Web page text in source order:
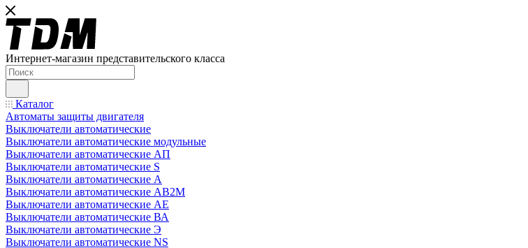
Интернет-магазин представительского класса
Каталог
Автоматы защиты двигателя
Выключатели автоматические
Выключатели автоматические модульные
Выключатели автоматические АП
Выключатели автоматические S
Выключатели автоматические А
Выключатели автоматические АВ2М
Выключатели автоматические АЕ
Выключатели автоматические ВА
Выключатели автоматические Э
Выключатели автоматические NS